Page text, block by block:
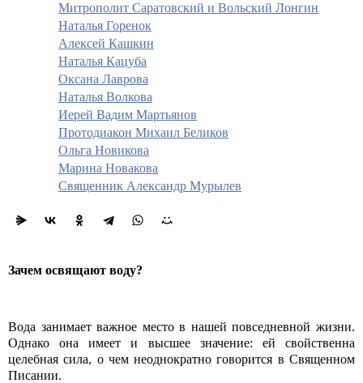
Митрополит Саратовский и Вольский Лонгин
Наталья Горенок
Алексей Кашкин
Наталья Кацуба
Оксана Лаврова
Наталья Волкова
Иерей Вадим Мартьянов
Протодиакон Михаил Беликов
Ольга Новикова
Марина Новакова
Священник Александр Мурылев
Зачем освящают воду?
Вода занимает важное место в нашей повседневной жизни.
Однако она имеет и высшее значение: ей свойственна
целебная сила, о чем неоднократно говорится в Священном
Писании.